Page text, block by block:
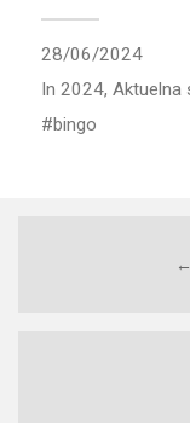
28/06/2024
In 2024, Aktuelna
bingo